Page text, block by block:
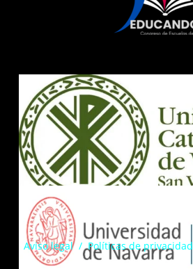
Aviso legal/Políticas de privacidad